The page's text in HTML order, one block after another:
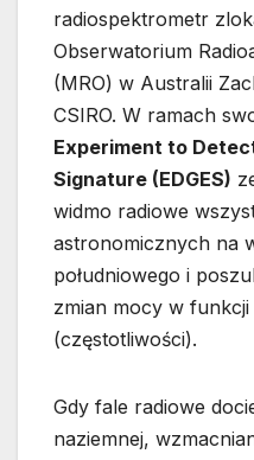
radiospektrometr
Obserwatorium
(MRO) w Australii
CSIRO. W ramach
Experiment to
Signature (EDGES)
widmo radiowe
astronomicznych na
południowego i
zmian mocy w funkcji
(częstotliwości).
Gdy fale radiowe
naziemnej,